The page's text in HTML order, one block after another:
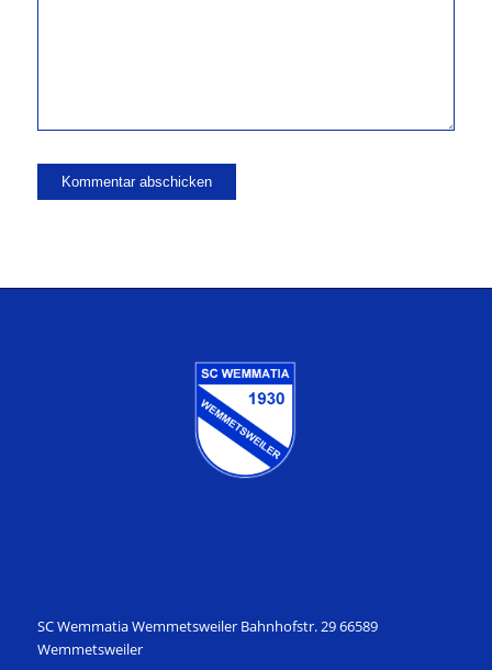
SC Wemmatia Wemmetsweiler Bahnhofstr. 29 66589
Wemmetsweiler